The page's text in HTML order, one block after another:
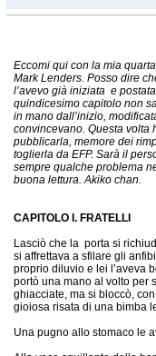
Eccomi qui con la mia
Mark Lenders. Posso dire
l’avevo già iniziata e
quindicesimo capitolo non
in mano dall’inizio,
convincevano. Questa volta
pubblicarla, memore dei
toglierla da EFP. Sarà il
sempre qualche problema
buona lettura. Akiko chan.
CAPITOLO I. FRATELLI
Lasciò che la porta si
si affrettava a sfilare gli
proprio diluvio e lei l’aveva
portò una mano al volto per
ghiacciate, ma si bloccò,
gioiosa risata di una bimba
Una pugno allo stomaco le